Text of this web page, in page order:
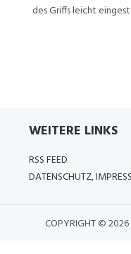
des Griffs leicht
WEITERE LINKS
RSS FEED
DATENSCHUTZ,
COPYRIGHT ©2026